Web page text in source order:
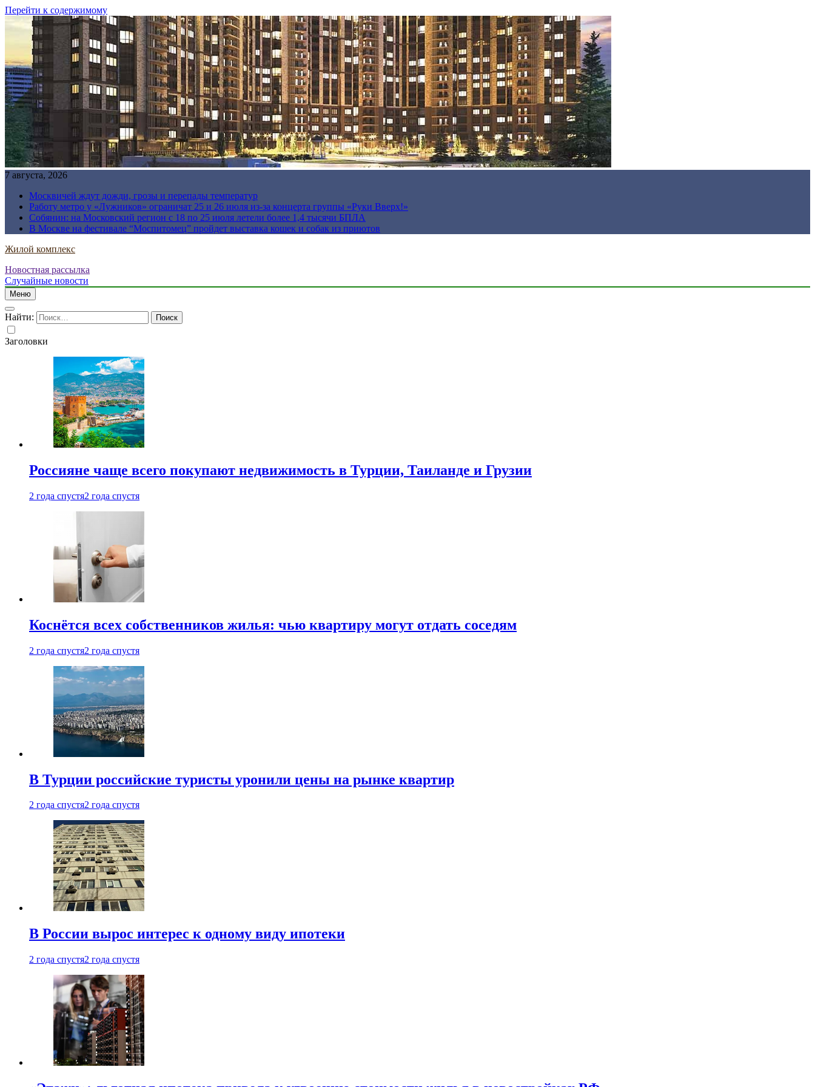
Перейти к содержимому
7 августа, 2026
Москвичей ждут дожди, грозы и перепады температур
Работу метро у «Лужников» ограничат 25 и 26 июля из-за концерта группы «Руки Вверх!»
Собянин: на Московский регион с 18 по 25 июля летели более 1,4 тысячи БПЛА
В Москве на фестивале “Моспитомец” пройдет выставка кошек и собак из приютов
Жилой комплекс
Новостная рассылка
Случайные новости
Меню
Найти:
Заголовки
Россияне чаще всего покупают недвижимость в Турции, Таиланде и Грузии
2 года спустя2 года спустя
Коснётся всех собственников жилья: чью квартиру могут отдать соседям
2 года спустя2 года спустя
В Турции российские туристы уронили цены на рынке квартир
2 года спустя2 года спустя
В России вырос интерес к одному виду ипотеки
2 года спустя2 года спустя